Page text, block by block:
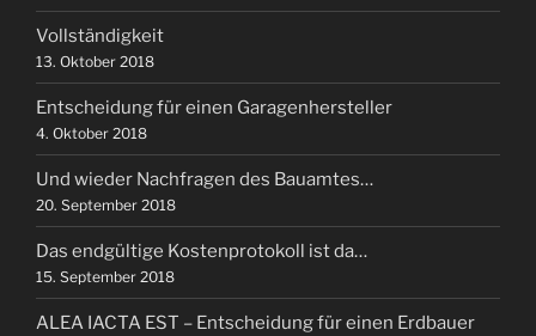
Vollständigkeit
13. Oktober 2018
Entscheidung für einen Garagenhersteller
4. Oktober 2018
Und wieder Nachfragen des Bauamtes…
20. September 2018
Das endgültige Kostenprotokoll ist da…
15. September 2018
ALEA IACTA EST – Entscheidung für einen Erdbauer